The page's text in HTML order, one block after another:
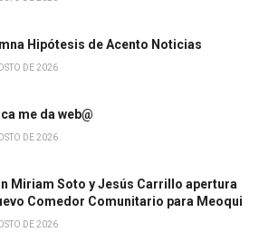
Hipótesis de Acento Noticias
DE 2026
me da web@
DE 2026
Miriam Soto y Jesús Carrillo apertura
Comedor Comunitario para Meoqui
DE 2026